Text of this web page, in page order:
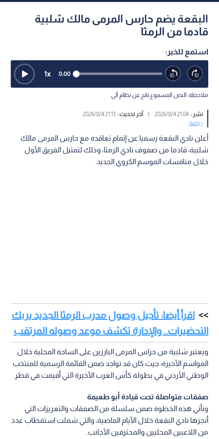
البقعة يضم حارس المرمى مالك شلبية
قادما من الرمثا
استمع للخبر:
0:00
1x
ملاحظة: النص المسموع ناتج عن نظام آلي
نشر :21:04 2026/8/4
| آخر تحديث :21:13 2026/8/4
رياضة
أعلن نادي البقعة رسميا عن إتمام تعاقده مع حارس المرمى مالك
شلبية، قادما من صفوف نادي الرمثا، وذلك لتمثيل الفريق الأول
خلال منافسات الموسم الكروي الجديد.
اقرأ أيضا: تأجيل وصول مدرب الرمثا الجديد يربك
التحضيرات.. والإدارة تكشف موعد وصوله المرتقب
ويعتبر شلبية من حراس المرمى البارزين على الساحة المحلية خلال
المواسم الأخيرة؛ حيث كان قد تواجد ضمن القائمة الرسمية للمنتخب
الوطني الأردني في بطولة كأس العرب الأخيرة التي أقيمت في قطر.
صفقات متواصلة تحت قيادة أبو طعيمة
وتأتي هذه الخطوة ضمن سلسلة من الصفقات والتعزيزات التي
أنجزها نادي البقعة خلال الأيام الماضية، والتي شملت استقطاب عدد
من اللاعبين المحليين والمحترفين الأجانب.